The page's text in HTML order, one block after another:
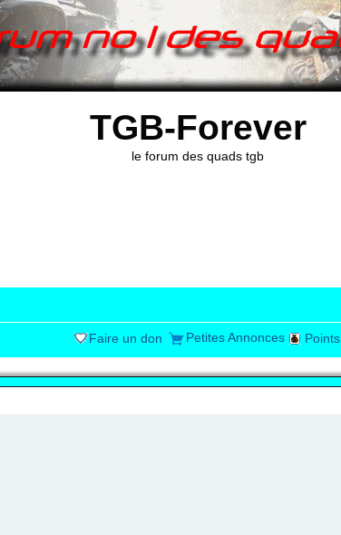
TGB-Forever
le forum des quads tgb
Faire un don Petites Annonces Points